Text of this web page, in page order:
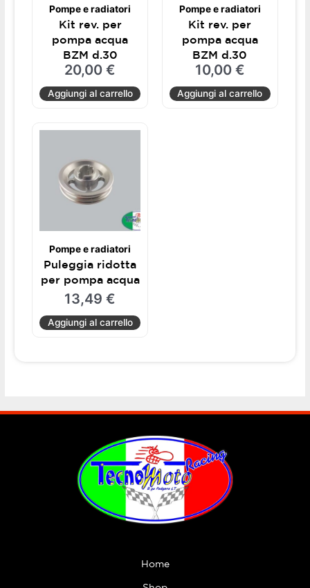
Pompe e radiatori
Kit rev. per
pompa acqua
BZM d.30
20,00€
Aggiungi al carrello
Pompe e radiatori
Kit rev. per
pompa acqua
BZM d.30
10,00 €
Aggiungi al carrello
Pompe e radiatori
Puleggia ridotta
per pompa acqua
13,49€
Aggiungi al carrello
Home